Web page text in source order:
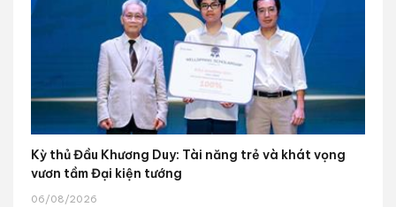
Kỳ thủ Đầu Khương Duy: Tài năng trẻ và khát vọng
vươn tầm Đại kiện tướng
06/08/2026